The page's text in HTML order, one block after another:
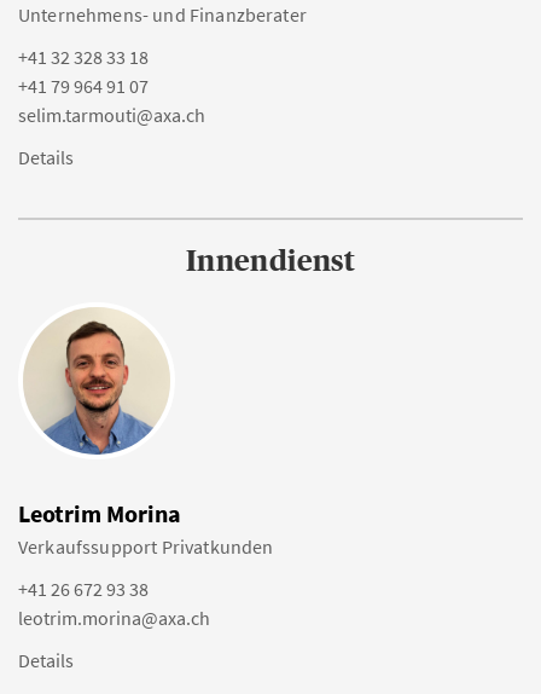
Unternehmens- und Finanzberater
+41 32 328 33 18
+41 79 964 91 07
selim.tarmouti@axa.ch
Details
Innendienst
Leotrim Morina
Verkaufssupport Privatkunden
+41 26 672 93 38
leotrim.morina@axa.ch
Details